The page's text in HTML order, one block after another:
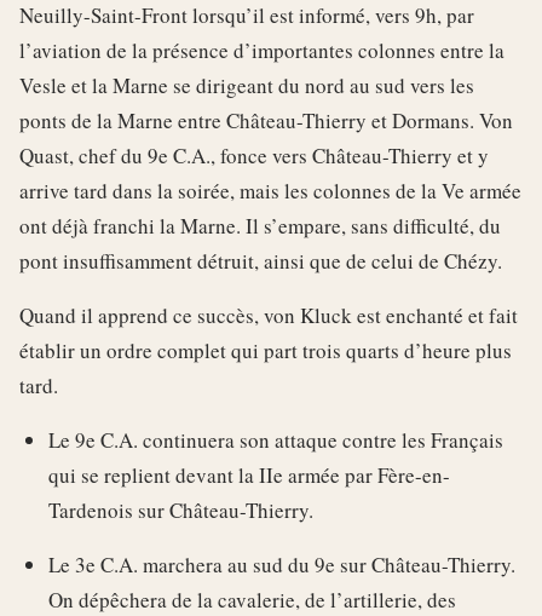
Neuilly-Saint-Front lorsqu’il est informé, vers 9h, par
l’aviation de la présence d’importantes colonnes entre la
Vesle et la Marne se dirigeant du nord au sud vers les
ponts de la Marne entre Château-Thierry et Dormans. Von
Quast, chef du 9e C.A., fonce vers Château-Thierry et y
arrive tard dans la soirée, mais les colonnes de la Ve armée
ont déjà franchi la Marne. Il s’empare, sans difficulté, du
pont insuffisamment détruit, ainsi que de celui de Chézy.
Quand il apprend ce succès, von Kluck est enchanté et fait
établir un ordre complet qui part trois quarts d’heure plus
tard.
Le 9e C.A. continuera son attaque contre les Français
qui se replient devant la IIe armée par Fère-en-
Tardenois sur Château-Thierry.
Le 3e C.A. marchera au sud du 9e sur Château-Thierry.
On dépêchera de la cavalerie, de l’artillerie, des